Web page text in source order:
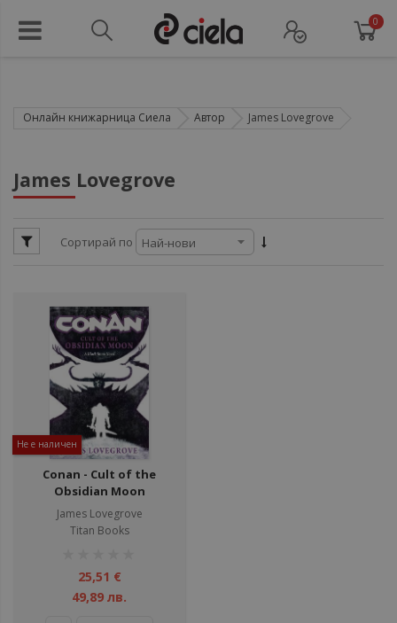
0
Онлайн книжарница Сиела Автор James Lovegrove
James Lovegrove
Сортирай по
Не е наличен
Conan - Cult of the
Obsidian Moon
James Lovegrove
Titan Books
25,51 €
49,89 лв.